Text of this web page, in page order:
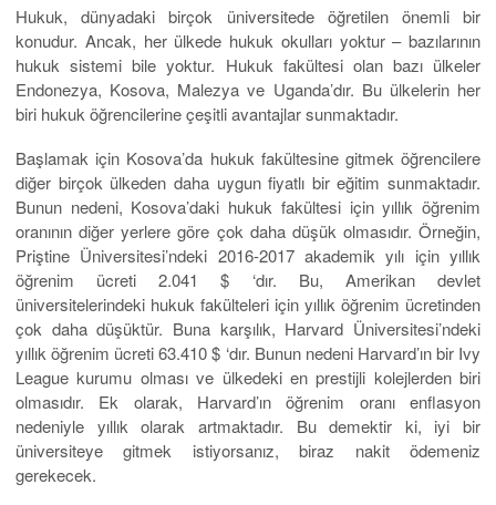
Hukuk, dünyadaki birçok üniversitede öğretilen önemli bir
konudur. Ancak, her ülkede hukuk okulları yoktur – bazılarının
hukuk sistemi bile yoktur. Hukuk fakültesi olan bazı ülkeler
Endonezya, Kosova, Malezya ve Uganda’dır. Bu ülkelerin her
biri hukuk öğrencilerine çeşitli avantajlar sunmaktadır.
Başlamak için Kosova’da hukuk fakültesine gitmek öğrencilere
diğer birçok ülkeden daha uygun fiyatlı bir eğitim sunmaktadır.
Bunun nedeni, Kosova’daki hukuk fakültesi için yıllık öğrenim
oranının diğer yerlere göre çok daha düşük olmasıdır. Örneğin,
Priştine Üniversitesi’ndeki 2016-2017 akademik yılı için yıllık
öğrenim ücreti 2.041 $ ‘dır. Bu, Amerikan devlet
üniversitelerindeki hukuk fakülteleri için yıllık öğrenim ücretinden
çok daha düşüktür. Buna karşılık, Harvard Üniversitesi’ndeki
yıllık öğrenim ücreti 63.410 $ ‘dır. Bunun nedeni Harvard’ın bir Ivy
League kurumu olması ve ülkedeki en prestijli kolejlerden biri
olmasıdır. Ek olarak, Harvard’ın öğrenim oranı enflasyon
nedeniyle yıllık olarak artmaktadır. Bu demektir ki, iyi bir
üniversiteye gitmek istiyorsanız, biraz nakit ödemeniz
gerekecek.